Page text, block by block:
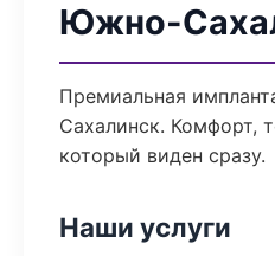
Южно-
Премиальная
Сахалинск. Комфорт,
который виден сразу.
Наши услуги